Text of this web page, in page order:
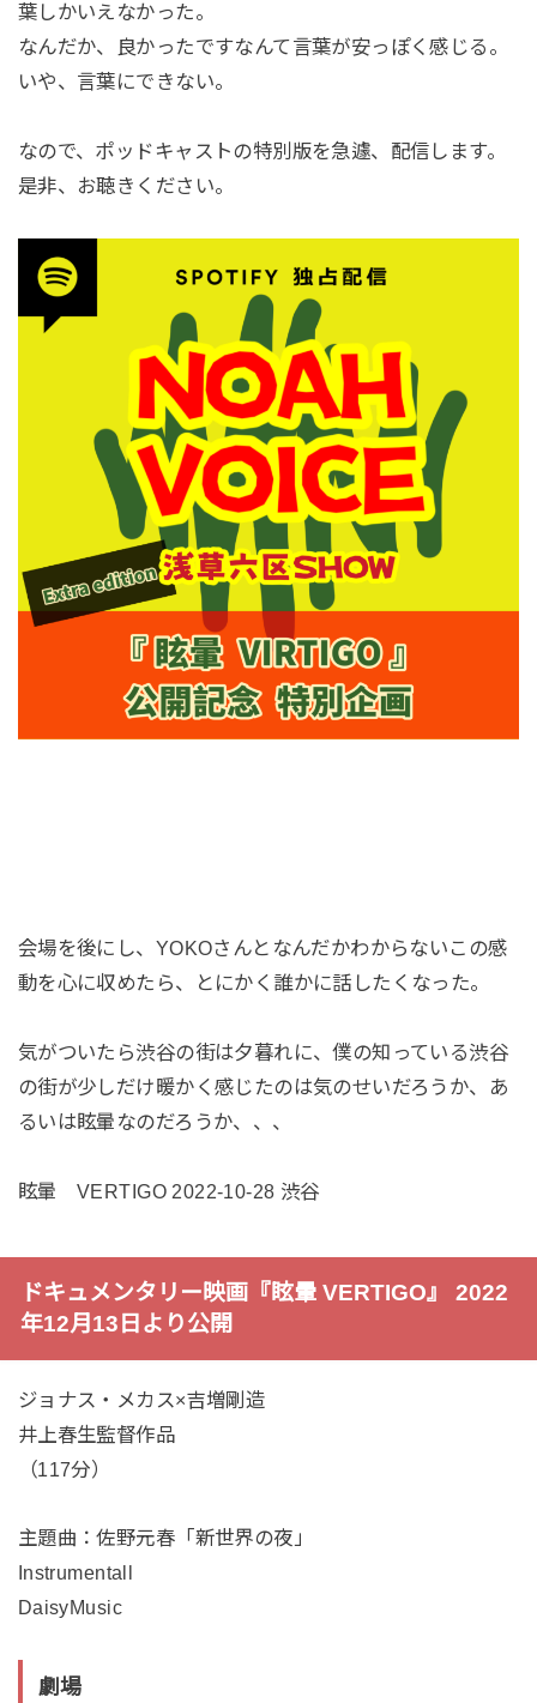
葉しかいえなかった。
なんだか、良かったですなんて言葉が安っぽく感じる。
いや、言葉にできない。
なので、ポッドキャストの特別版を急遽、配信します。
是非、お聴きください。
会場を後にし、YOKOさんとなんだかわからないこの感
動を心に収めたら、とにかく誰かに話したくなった。
気がついたら渋谷の街は夕暮れに、僕の知っている渋谷
の街が少しだけ暖かく感じたのは気のせいだろうか、あ
るいは眩暈なのだろうか、、、
眩暈 VERTIGO 2022-10-28 渋谷
ドキュメンタリー映画『眩暈 VERTIGO』
2022
年12月13日より公開
ジョナス・メカス×吉増剛造
井上春生監督作品
（117分）
主題曲：佐野元春「新世界の夜」
Instrumentall
DaisyMusic
劇場